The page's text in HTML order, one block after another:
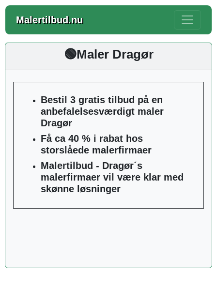
Malertilbud.nu
🟢Maler Dragør
Bestil 3 gratis tilbud på en
anbefalelsesværdigt maler
Dragør
Få ca 40 % i rabat hos
storslåede malerfirmaer
Malertilbud - Dragør´s
malerfirmaer vil være klar med
skønne løsninger